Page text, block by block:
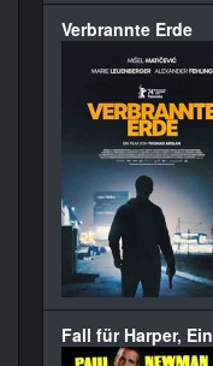
Verbrannte Erde
Fall für Harper, Ein